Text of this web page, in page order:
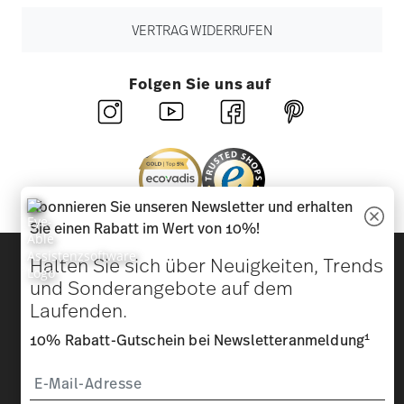
VERTRAG WIDERRUFEN
Folgen Sie uns auf
Entdecken Sie unsere Marken
Design & Funktionalität für Ihr Zuhause
Homepage AGB
Cookie-Einwilligung ändern
Sie können den Code bei Ihrem nächsten Einkauf direkt im
Abonnieren Sie unseren Newsletter und erhalten
Sie einen Rabatt im Wert von 10%!
Halten Sie sich über Neuigkeiten, Trends
und Sonderangebote auf dem
Laufenden.
10% Rabatt-Gutschein bei Newsletteranmeldung1